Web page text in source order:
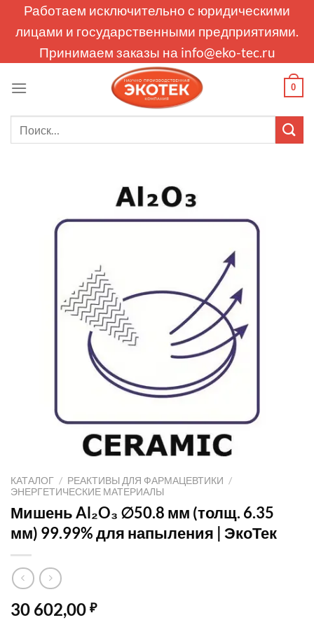
Работаем исключительно с юридическими
лицами и государственными предприятиями.
Принимаем заказы на info@eko-tec.ru
0
КАТАЛОГ / РЕАКТИВЫ ДЛЯ ФАРМАЦЕВТИКИ /
ЭНЕРГЕТИЧЕСКИЕ МАТЕРИАЛЫ
Мишень Al₂O₃ ∅50.8 мм (толщ. 6.35
мм) 99.99% для напыления | ЭкоТек
30 602,00 ₽